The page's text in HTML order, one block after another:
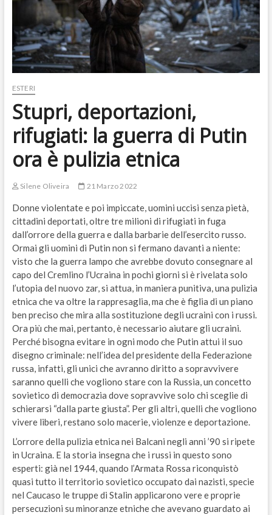
ESTERI
Stupri, deportazioni,
rifugiati: la guerra di Putin
ora è pulizia etnica
Silene Oliveira 21 Marzo 2022
Donne violentate e poi impiccate, uomini uccisi senza pietà,
cittadini deportati, oltre tre milioni di rifugiati in fuga
dall’orrore della guerra e dalla barbarie dell’esercito russo.
Ormai gli uomini di Putin non si fermano davanti a niente:
visto che la guerra lampo che avrebbe dovuto consegnare al
capo del Cremlino l’Ucraina in pochi giorni si è rivelata solo
l’utopia del nuovo zar, si attua, in maniera punitiva, una pulizia
etnica che va oltre la rappresaglia, ma che è figlia di un piano
ben preciso che mira alla sostituzione degli ucraini con i russi.
Ora più che mai, pertanto, è necessario aiutare gli ucraini.
Perché bisogna evitare in ogni modo che Putin attui il suo
disegno criminale: nell’idea del presidente della Federazione
russa, infatti, gli unici che avranno diritto a sopravvivere
saranno quelli che vogliono stare con la Russia, un concetto
sovietico di democrazia dove sopravvive solo chi sceglie di
schierarsi “dalla parte giusta”. Per gli altri, quelli che vogliono
vivere liberi, restano solo macerie, violenze e deportazione.
L’orrore della pulizia etnica nei Balcani negli anni ’90 si ripete
in Ucraina. E la storia insegna che i russi in questo sono
esperti: già nel 1944, quando l’Armata Rossa riconquistò
quasi tutto il territorio sovietico occupato dai nazisti, specie
nel Caucaso le truppe di Stalin applicarono vere e proprie
persecuzioni su minoranze etniche che avevano guardato ai